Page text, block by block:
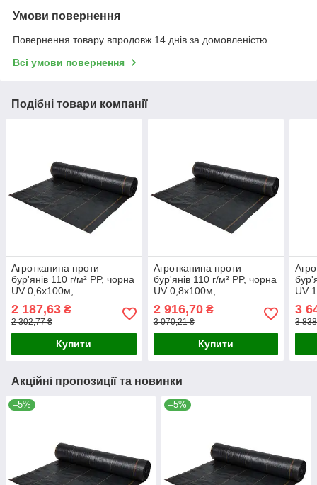
Умови повернення
Повернення товару впродовж 14 днів за домовленістю
Всі умови повернення
Подібні товари компанії
Агротканина проти
бур'янів 110 г/м² PP, чорна
UV 0,6х100м,
2 187,63 ₴
2 302,77 ₴
Купити
Агротканина проти
бур'янів 110 г/м² PP, чорна
UV 0,8х100м,
2 916,70₴
3 070,21 ₴
Купити
UV
3
3
Акційні пропозиції та новинки
–5% –5%